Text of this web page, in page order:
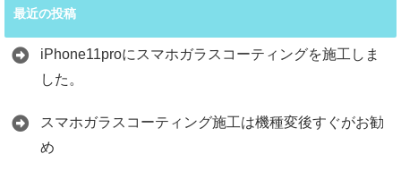
最近の投稿
iPhone11proにスマホガラスコーティングを施工しま
した。
スマホガラスコーティング施工は機種変後すぐがお勧
め